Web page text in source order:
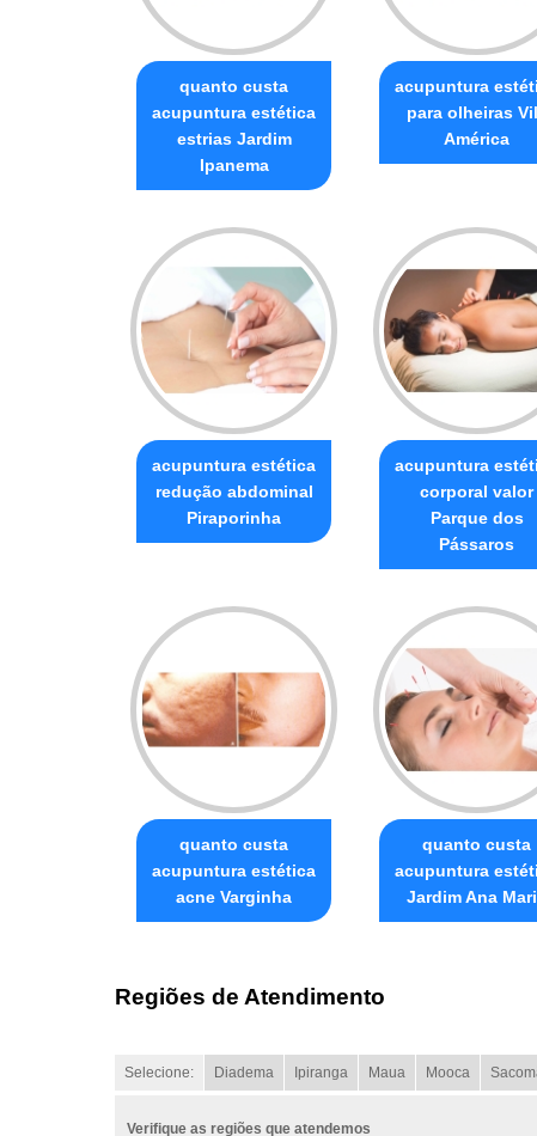
quanto custa
acupuntura estética
estrias Jardim
Ipanema
acupuntura
para olheiras
América
acupuntura estética
redução abdominal
Piraporinha
acupuntura
corporal valor
Parque dos
Pássaros
quanto custa
acupuntura estética
acne Varginha
quanto custa
acupuntura
Jardim Ana
Regiões de Atendimento
Selecione: Diadema Ipiranga Maua Mooca
Verifique as regiões que atendemos